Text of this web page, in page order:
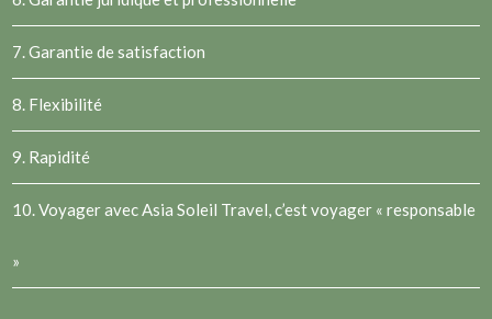
7. Garantie de satisfaction
8. Flexibilité
9. Rapidité
10. Voyager avec Asia Soleil Travel, c’est voyager « responsable
»